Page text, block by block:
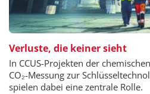
Verluste, die keiner sieht
In CCUS-Projekten der
CO₂-Messung zur
spielen dabei eine zentrale Rolle.